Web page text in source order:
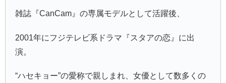
雑誌『CanCam』の専属モデルとして活躍後、
2001年にフジテレビ系ドラマ『スタアの恋』に出
演。
“ハセキョー”の愛称で親しまれ、女優として数多くの